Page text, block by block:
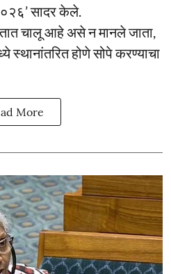
सादर केले.
चालू आहे असे न मानले जाता,
स्थानांतरित होणे सोपे करण्याचा
More